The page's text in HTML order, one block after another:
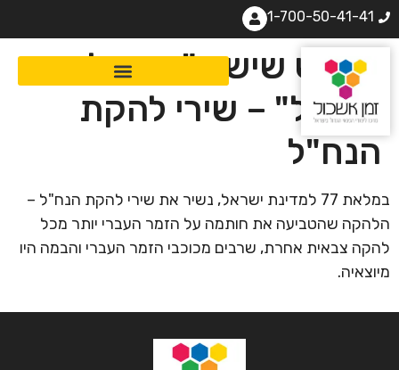
1-700-50-41-41
מפגש שישי: "קרנבל
בנח"ל" – שירי להקת
הנח"ל
במלאת 77 למדינת ישראל, נשיר את שירי להקת הנח"ל –
הלהקה שהטביעה את חותמה על הזמר העברי יותר מכל
להקה צבאית אחרת, שרבים מכוכבי הזמר העברי והבמה היו
מיוצאיה.